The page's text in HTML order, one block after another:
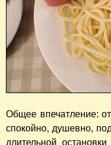
Общее впечатление:
спокойно, душевно,
длительной